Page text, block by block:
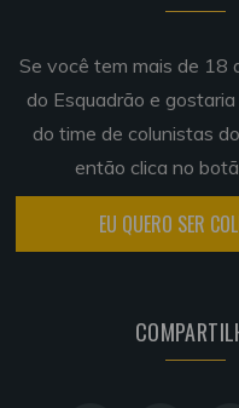
Se você tem mais de 18
do Esquadrão e
do time de colunistas
então clica no
EU QUERO SER